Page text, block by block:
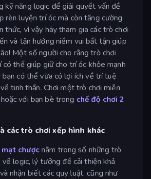
kỹ năng logic để giải quyết vấn đề
rèn luyện trí óc mà còn tăng cường
thức, vì vậy hãy tham gia các trò chơi
và tận hưởng niềm vui bất tận giúp
Một số người cho rằng trò chơi
có thể giúp giữ cho trí óc khỏe mạnh
bạn có thể vừa có lợi ích về trí tuệ
tinh thần. Chơi một trò chơi miễn
với bạn bè trong chế độ chơi 2
các trò chơi xếp hình khác
chượcnằm trong số những trò
về logic, lý tưởng để cải thiện khả
nhận biết các quy luật, cũng như